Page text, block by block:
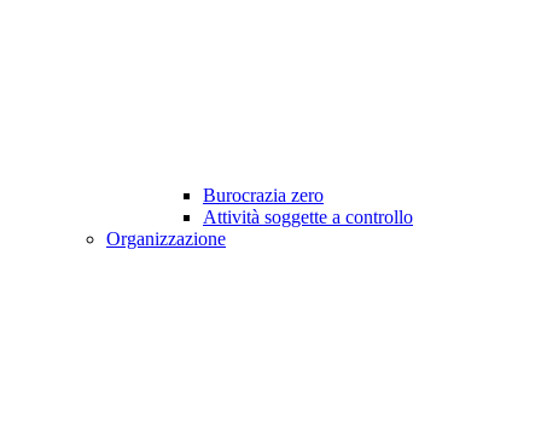
Burocrazia zero
Attività soggette a controllo
Organizzazione